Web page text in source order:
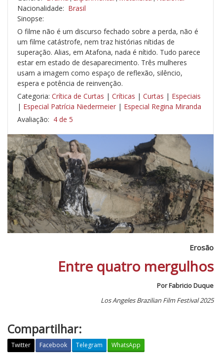
Nacionalidade: Brasil
Sinopse:
O filme não é um discurso fechado sobre a perda, não é
um filme catástrofe, nem traz histórias nítidas de
superação. Alias, em Atafona, nada é nítido. Tudo parece
estar em estado de desaparecimento. Três mulheres
usam a imagem como espaço de reflexão, silêncio,
espera e potência de reinvenção.
Categoria: Crítica de Curtas | Críticas | Curtas | Especiais
| Especial Patrícia Niedermeier | Especial Regina Miranda
Avaliação: 4 de 5
Erosão
Entre quatro mergulhos
Por Fabricio Duque
Los Angeles Brazilian Film Festival 2025
Compartilhar:
Twitter Facebook Telegram WhatsApp